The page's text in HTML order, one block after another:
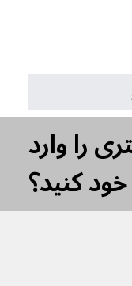
را وارد
کنید؟